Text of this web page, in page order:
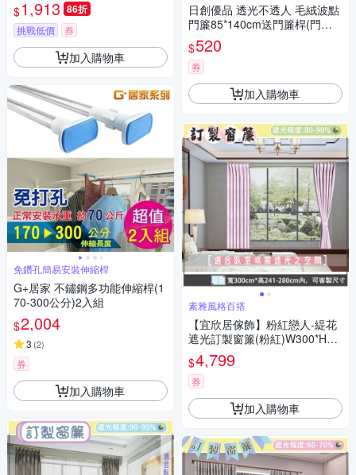
簾子高度2.5米
$1,913 86折
挑戰低價 券
加入購物車
免鑽孔簡易安裝伸縮桿
G+居家 不鏽鋼多功能伸縮桿(1
70-300公分)2入組
$2,004
3 (2)
券
加入購物車
日創優品 透光不透人 毛絨波點
門簾85*140cm送門簾桿(門簾/
長門簾/隔簾/穿桿窗簾/短簾/咖
啡簾)
$520
券
加入購物車
素雅風格百搭
【宜欣居傢飾】粉紅戀人-緹花
遮光訂製窗簾(粉紅)W300*H24
1-280cm以內*2片/台灣製
$4,799
券
加入購物車